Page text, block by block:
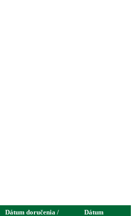
Dátum doručenia /
Dátum